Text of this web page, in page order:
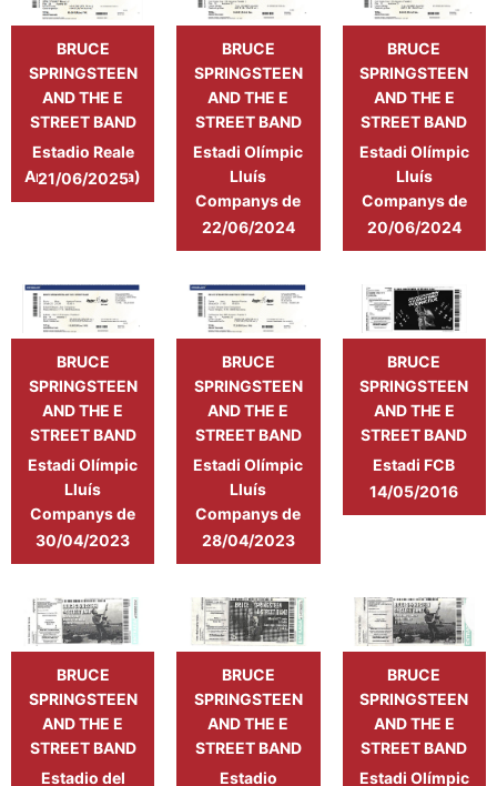
BRUCE
SPRINGSTEEN
AND THE E
STREET BAND
Estadio Reale
Arena (Anoeta)
21/06/2025
BRUCE
SPRINGSTEEN
AND THE E
STREET BAND
Estadi Olímpic
Lluís
Companys de
Barcelona
22/06/2024
BRUCE
SPRINGSTEEN
AND THE E
STREET BAND
Estadi Olímpic
Lluís
Companys de
Barcelona
20/06/2024
BRUCE
SPRINGSTEEN
AND THE E
STREET BAND
Estadi Olímpic
Lluís
Companys de
Barcelona
30/04/2023
BRUCE
SPRINGSTEEN
AND THE E
STREET BAND
Estadi Olímpic
Lluís
Companys de
Barcelona
28/04/2023
BRUCE
SPRINGSTEEN
AND THE E
STREET BAND
Estadi FCB
Camp Nou
14/05/2016
BRUCE
SPRINGSTEEN
AND THE E
STREET BAND
Estadio del
BRUCE
SPRINGSTEEN
AND THE E
STREET BAND
Estadio
BRUCE
SPRINGSTEEN
AND THE E
STREET BAND
Estadi Olímpic